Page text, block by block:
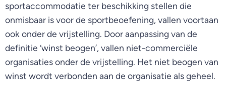
sportaccommodatie ter beschikking stellen die
onmisbaar is voor de sportbeoefening, vallen voortaan
ook onder de vrijstelling. Door aanpassing van de
definitie ‘winst beogen’, vallen niet-commerciële
organisaties onder de vrijstelling. Het niet beogen van
winst wordt verbonden aan de organisatie als geheel.